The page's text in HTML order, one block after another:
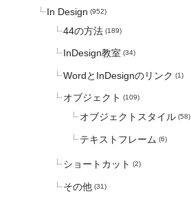
In Design (952)
44の方法 (189)
InDesign教室 (34)
WordとInDesignのリンク (1)
オブジェクト (109)
オブジェクトスタイル (58)
テキストフレーム (6)
ショートカット (2)
その他 (31)